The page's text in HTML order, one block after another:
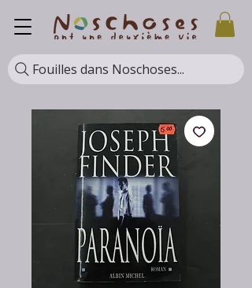
Fouilles dans Noschoses...